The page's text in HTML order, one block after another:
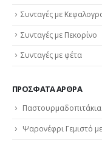
Συνταγές με
Συνταγές με Πεκορίνο
Συνταγές με φέτα
ΠΡΌΣΦΑΤΑ ΆΡΘΡΑ
Ψαρονέφρι Γεμιστό